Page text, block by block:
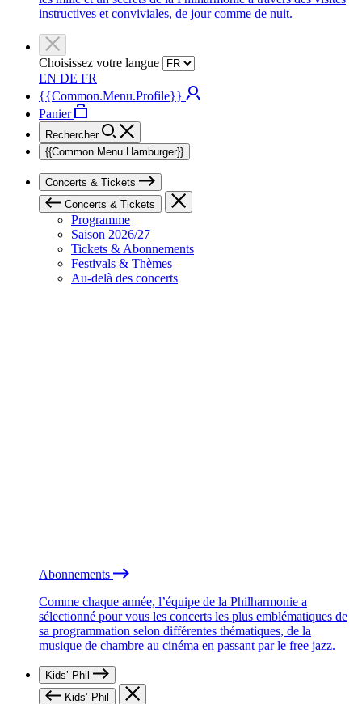
instructives et conviviales, de jour comme de nuit.
Choisissez votre langue
EN DE FR
{{Common.Menu.Profile}}
Panier
Rechercher
{{Common.Menu.Hamburger}}
Concerts & Tickets
Concerts & Tickets
Programme
Saison 2026/27
Tickets & Abonnements
Festivals & Thèmes
Au-delà des concerts
Abonnements
Comme chaque année, l’équipe de la Philharmonie a
sélectionné pour vous les concerts les plus emblématiques de
sa programmation selon différentes thématiques, de la
musique de chambre au cinéma en passant par le free jazz.
Kids’ Phil
Kids’ Phil